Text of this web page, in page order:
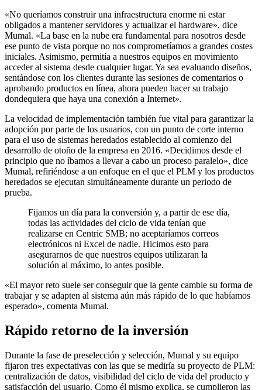
«No queríamos construir una infraestructura enorme ni estar
obligados a mantener servidores y actualizar el hardware», dice
Mumal. «La base en la nube era fundamental para nosotros desde
ese punto de vista porque no nos comprometíamos a grandes costes
iniciales. Asimismo, permitía a nuestros equipos en movimiento
acceder al sistema desde cualquier lugar. Ya sea evaluando diseños,
sentándose con los clientes durante las sesiones de comentarios o
aprobando productos en línea, ahora pueden hacer su trabajo
dondequiera que haya una conexión a Internet».
La velocidad de implementación también fue vital para garantizar la
adopción por parte de los usuarios, con un punto de corte interno
para el uso de sistemas heredados establecido al comienzo del
desarrollo de otoño de la empresa en 2016. «Decidimos desde el
principio que no íbamos a llevar a cabo un proceso paralelo», dice
Mumal, refiriéndose a un enfoque en el que el PLM y los productos
heredados se ejecutan simultáneamente durante un periodo de
prueba.
Fijamos un día para la conversión y, a partir de ese día,
todas las actividades del ciclo de vida tenían que
realizarse en Centric SMB; no aceptaríamos correos
electrónicos ni Excel de nadie. Hicimos esto para
asegurarnos de que nuestros equipos utilizaran la
solución al máximo, lo antes posible.
«El mayor reto suele ser conseguir que la gente cambie su forma de
trabajar y se adapten al sistema aún más rápido de lo que habíamos
esperado», comenta Mumal.
Rápido retorno de la inversión
Durante la fase de preselección y selección, Mumal y su equipo
fijaron tres expectativas con las que se mediría su proyecto de PLM:
centralización de datos, visibilidad del ciclo de vida del producto y
satisfacción del usuario. Como él mismo explica, se cumplieron las